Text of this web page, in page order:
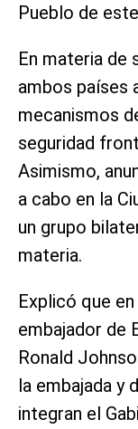
Pueblo de
En materia de
ambos países
mecanismos
seguridad
Asimismo,
a cabo en la
un grupo
materia.
Explicó que
embajador de
Ronald
la embajada y
integran el